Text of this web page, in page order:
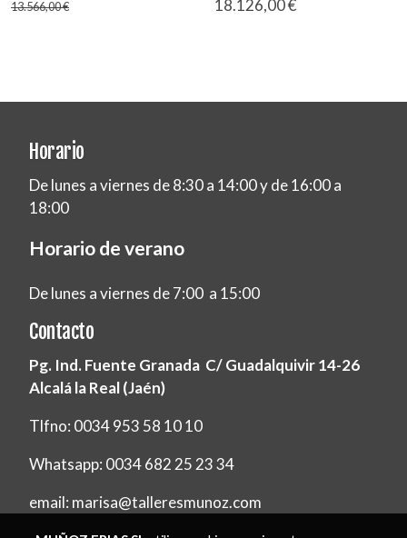
13.566,00 € 18.126,00 €
Horario
De lunes a viernes de 8:30 a 14:00 y de 16:00 a
18:00
Horario de verano
De lunes a viernes de 7:00 a 15:00
Contacto
Pg. Ind. Fuente Granada C/ Guadalquivir 14-26
Alcalá la Real (Jaén)
Tlfno: 0034 953 58 10 10
Whatsapp: 0034 682 25 23 34
email: marisa@talleresmunoz.com